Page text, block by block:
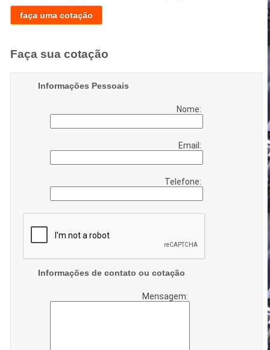
faça uma cotação
Faça sua cotação
Informações Pessoais
Nome:
Email:
Telefone:
Informações de contato ou cotação
Mensagem: